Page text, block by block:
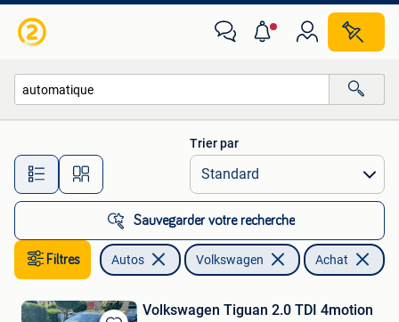
Toutes les distances…
Trier par
Sauvegarder votre recherche
Filtres Autos Volkswagen Achat
Volkswagen Tiguan 2.0 TDI 4motion